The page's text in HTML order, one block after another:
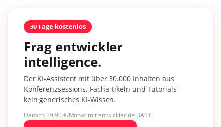
30 Tage kostenlos
Frag entwickler
intelligence.
Der KI-Assistent mit über 30.000 Inhalten aus
Konferenzsessions, Fachartikeln und Tutorials –
kein generisches KI-Wissen.
Danach 19,90 €/Monat mit entwickler.de BASIC